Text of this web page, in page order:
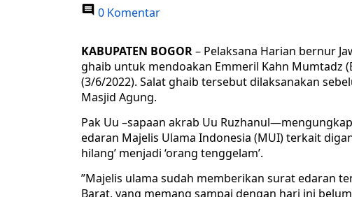
0 Komentar
KABUPATEN BOGOR– Pelaksana Harian bernur
ghaib untuk mendoakan Emmeril Kahn Mumtadz
(3/6/2022). Salat ghaib tersebut dilaksanakan
Masjid Agung.
Pak Uu –sapaan akrab Uu
edaran Majelis Ulama Indonesia (MUI) terkait
hilang’ menjadi ‘orang tenggelam’.
”Majelis ulama sudah memberikan surat edaran
Barat, yang memang sampai dengan hari ini